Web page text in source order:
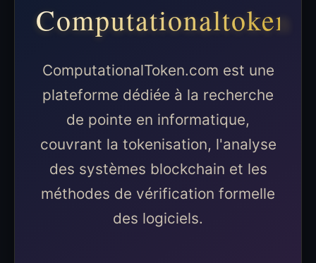
Computationaltoken
ComputationalToken.com est une
plateforme dédiée à la recherche
de pointe en informatique,
couvrant la tokenisation, l'analyse
des systèmes blockchain et les
méthodes de vérification formelle
des logiciels.